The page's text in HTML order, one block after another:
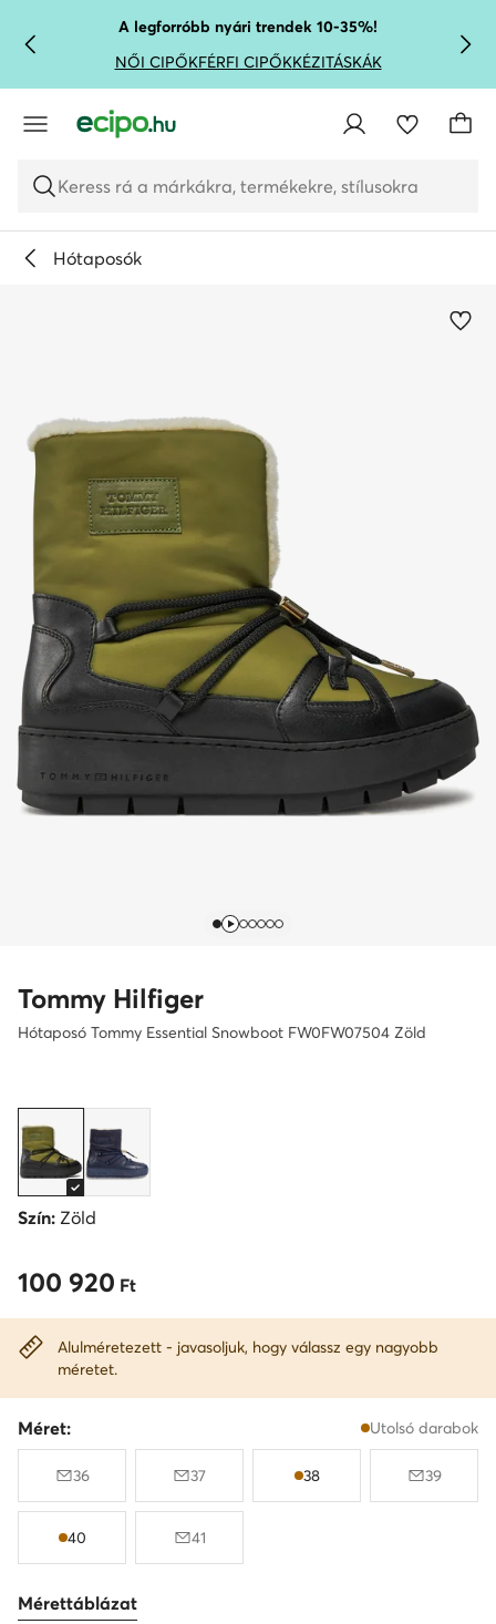
UGRÁS A FŐ TARTALOMRA
UGRÁS A KERESÉSHEZA legforróbb nyári trendek 10-35%!
NŐI CIPŐKFÉRFI CIPŐKKÉZITÁSKÁK
Keress rá a márkákra, termékekre, stílusokra
Hótaposók
Tommy Hilfiger
Hótaposó Tommy Essential Snowboot FW0FW07504 Zöld
Szín: Zöld
100 920 Ft
100 920 Ft
Alulméretezett - javasoljuk, hogy válassz egy nagyobb
méretet.
Méret: Utolsó darabok
36 37 38 39
40 41
Mérettáblázat